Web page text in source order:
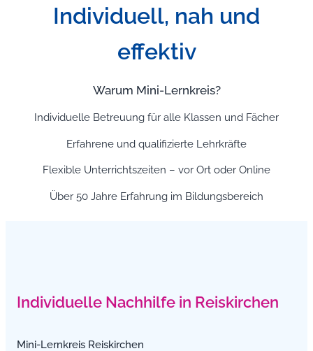
Individuell, nah und
effektiv
Warum Mini-Lernkreis?
Individuelle Betreuung für alle Klassen und Fächer
Erfahrene und qualifizierte Lehrkräfte
Flexible Unterrichtszeiten – vor Ort oder Online
Über 50 Jahre Erfahrung im Bildungsbereich
Individuelle Nachhilfe in Reiskirchen
Mini-Lernkreis Reiskirchen